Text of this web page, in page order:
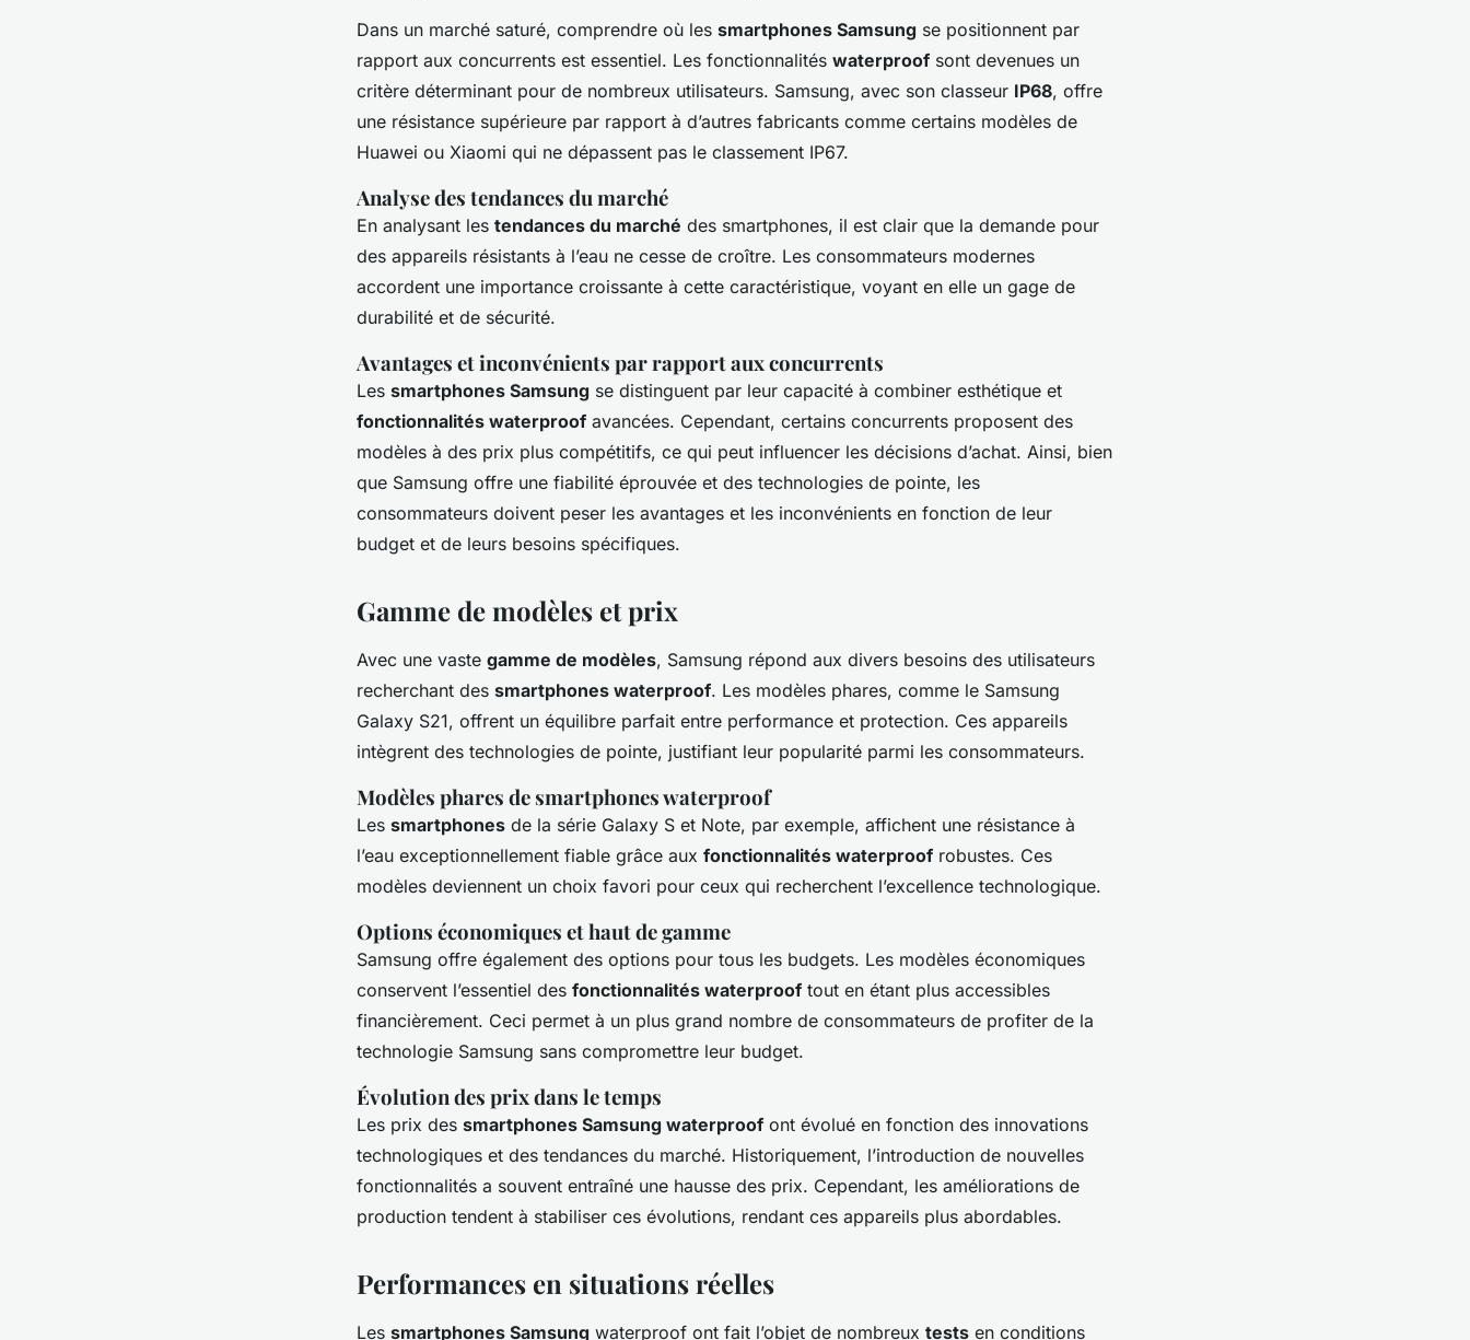
Dans un marché saturé, comprendre où les smartphones Samsung se positionnent par
rapport aux concurrents est essentiel. Les fonctionnalités waterproof sont devenues un
critère déterminant pour de nombreux utilisateurs. Samsung, avec son classeur IP68, offre
une résistance supérieure par rapport à d’autres fabricants comme certains modèles de
Huawei ou Xiaomi qui ne dépassent pas le classement IP67.
Analyse des tendances du marché
En analysant les tendances du marché des smartphones, il est clair que la demande pour
des appareils résistants à l’eau ne cesse de croître. Les consommateurs modernes
accordent une importance croissante à cette caractéristique, voyant en elle un gage de
durabilité et de sécurité.
Avantages et inconvénients par rapport aux concurrents
Les smartphones Samsung se distinguent par leur capacité à combiner esthétique et
fonctionnalités waterproof avancées. Cependant, certains concurrents proposent des
modèles à des prix plus compétitifs, ce qui peut influencer les décisions d’achat. Ainsi, bien
que Samsung offre une fiabilité éprouvée et des technologies de pointe, les
consommateurs doivent peser les avantages et les inconvénients en fonction de leur
budget et de leurs besoins spécifiques.
Gamme de modèles et prix
Avec une vaste gamme de modèles, Samsung répond aux divers besoins des utilisateurs
recherchant des smartphones waterproof. Les modèles phares, comme le Samsung
Galaxy S21, offrent un équilibre parfait entre performance et protection. Ces appareils
intègrent des technologies de pointe, justifiant leur popularité parmi les consommateurs.
Modèles phares de smartphones waterproof
Les smartphones de la série Galaxy S et Note, par exemple, affichent une résistance à
l’eau exceptionnellement fiable grâce aux fonctionnalités waterproof robustes. Ces
modèles deviennent un choix favori pour ceux qui recherchent l’excellence technologique.
Options économiques et haut de gamme
Samsung offre également des options pour tous les budgets. Les modèles économiques
conservent l’essentiel des fonctionnalités waterproof tout en étant plus accessibles
financièrement. Ceci permet à un plus grand nombre de consommateurs de profiter de la
technologie Samsung sans compromettre leur budget.
Évolution des prix dans le temps
Les prix des smartphones Samsung waterproof ont évolué en fonction des innovations
technologiques et des tendances du marché. Historiquement, l’introduction de nouvelles
fonctionnalités a souvent entraîné une hausse des prix. Cependant, les améliorations de
production tendent à stabiliser ces évolutions, rendant ces appareils plus abordables.
Performances en situations réelles
Les smartphones Samsung waterproof ont fait l’objet de nombreux tests en conditions